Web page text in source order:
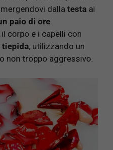
dalla testa ai
paio di ore.
corpo e i capelli con
tiepida, utilizzando un
non troppo aggressivo.